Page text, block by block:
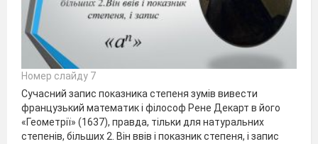
Номер слайду 7
Сучасний запис показника степеня зумів вивести
французький математик і філософ Рене Декарт в його
«Геометрії» (1637), правда, тільки для натуральних
степенів, більших 2. Він ввів і показник степеня, і запис